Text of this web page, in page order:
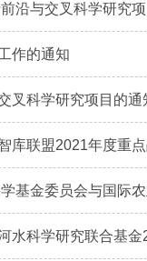
沿与交叉科学研究
作的通知
叉科学研究项目的通
库联盟2021年度重
基金委员会与国际
水科学研究联合基